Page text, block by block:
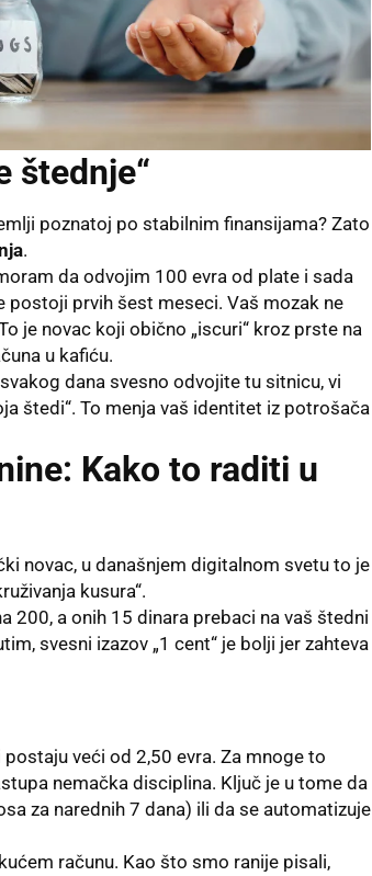
štednje“
poznatoj po stabilnim finansijama? Zato
.
da odvojim 100 evra od plate i sada
postoji prvih šest meseci. Vaš mozak ne
je novac koji obično „iscuri“ kroz prste na
u kafiću.
dana svesno odvojite tu sitnicu, vi
štedi“. To menja vaš identitet iz potrošača
Kako to raditi u
novac, u današnjem digitalnom svetu to je
kusura“.
200, a onih 15 dinara prebaci na vaš štedni
svesni izazov „1 cent“ je bolji jer zahteva
veći od 2,50 evra. Za mnoge to
nemačka disciplina. Ključ je u tome da
za narednih 7 dana) ili da se automatizuje
računu. Kao što smo ranije pisali,